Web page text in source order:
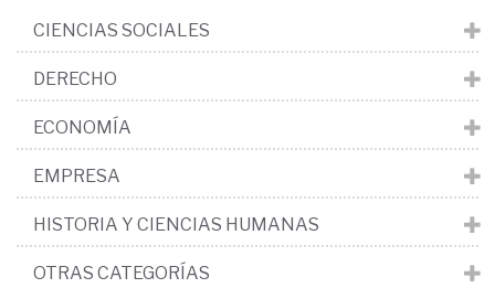
CIENCIAS SOCIALES
DERECHO
ECONOMÍA
EMPRESA
HISTORIA Y CIENCIAS HUMANAS
OTRAS CATEGORÍAS